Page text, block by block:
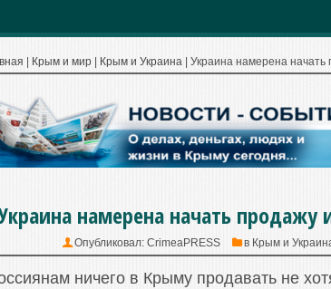
Крым и мир Крым и Украина Украина намерена
намерена начать
Опубликовал: CrimeaPRESS в Крым и
ничего в Крыму продавать не